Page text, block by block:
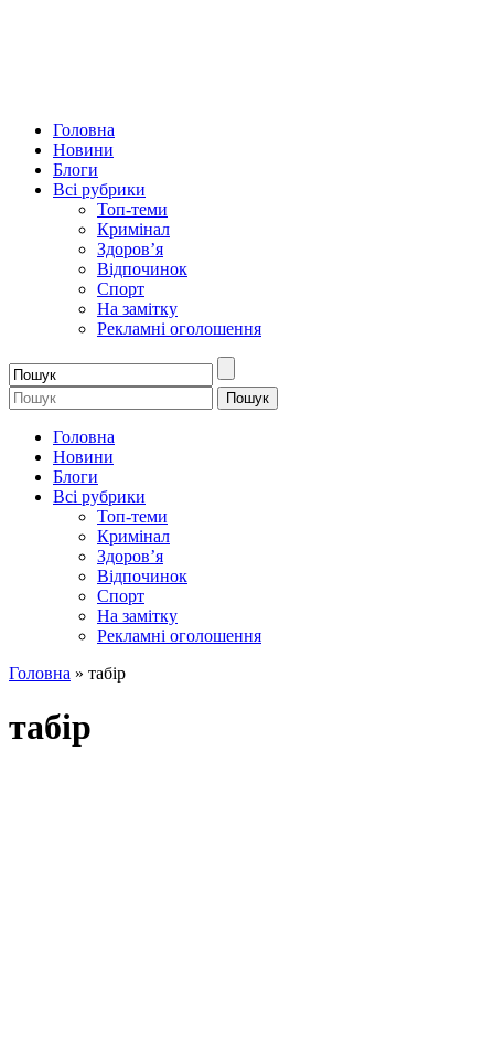
Головна
Новини
Блоги
Всі рубрики
Топ-теми
Кримінал
Здоров’я
Відпочинок
Спорт
На замітку
Рекламні оголошення
Головна
Новини
Блоги
Всі рубрики
Топ-теми
Кримінал
Здоров’я
Відпочинок
Спорт
На замітку
Рекламні оголошення
Головна » табір
табір